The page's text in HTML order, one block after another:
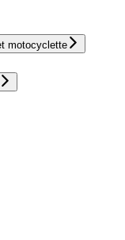
motocyclette